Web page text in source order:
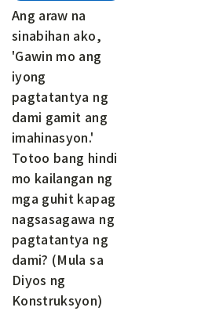
Ang araw na
sinabihan ako,
'Gawin mo ang
iyong
pagtatantya ng
dami gamit ang
imahinasyon.'
Totoo bang hindi
mo kailangan ng
mga guhit kapag
nagsasagawa ng
pagtatantya ng
dami? (Mula sa
Diyos ng
Konstruksyon)